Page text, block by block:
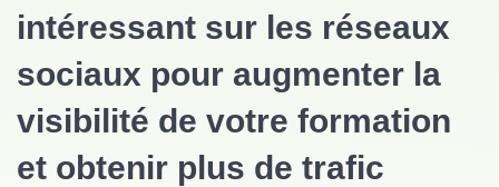
intéressant sur les réseaux
sociaux pour augmenter la
visibilité de votre formation
et obtenir plus de trafic